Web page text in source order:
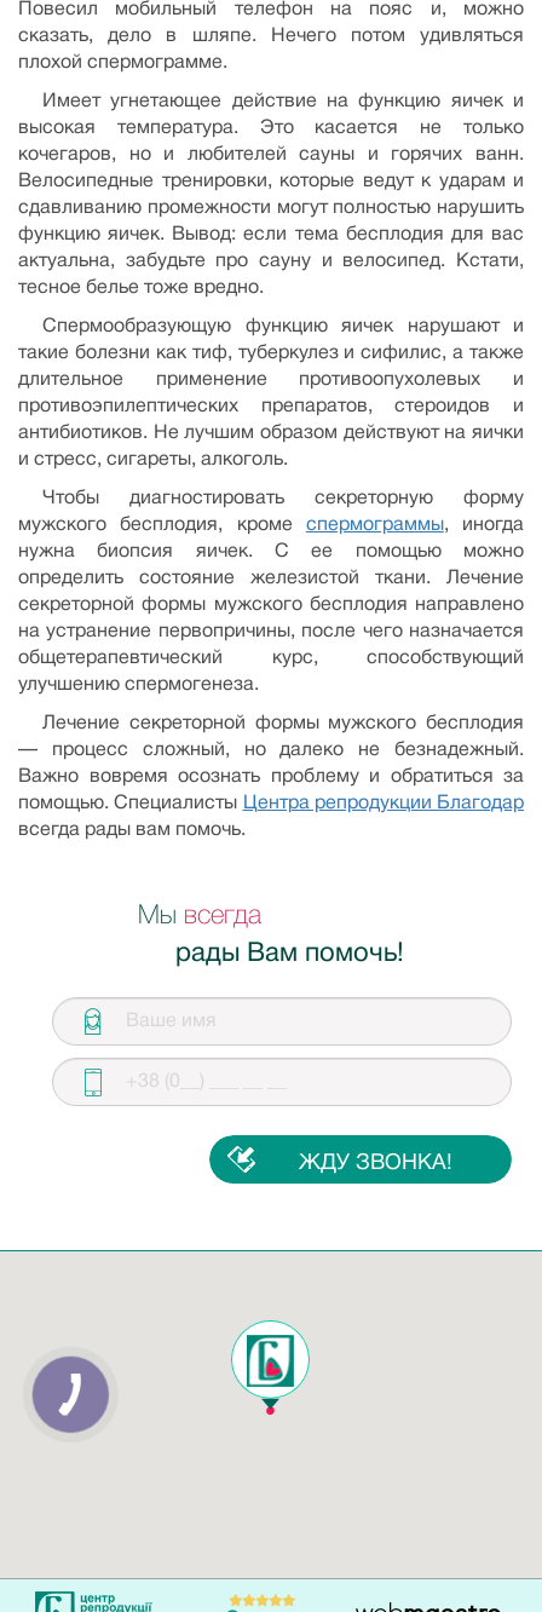
Повесил мобильный телефон на пояс и, можно
сказать, дело в шляпе. Нечего потом удивляться
плохой спермограмме.
Имеет угнетающее действие на функцию яичек и
высокая температура. Это касается не только
кочегаров, но и любителей сауны и горячих ванн.
Велосипедные тренировки, которые ведут к ударам и
сдавливанию промежности могут полностью нарушить
функцию яичек. Вывод: если тема бесплодия для вас
актуальна, забудьте про сауну и велосипед. Кстати,
тесное белье тоже вредно.
Спермообразующую функцию яичек нарушают и
такие болезни как тиф, туберкулез и сифилис, а также
длительное применение противоопухолевых и
противоэпилептических препаратов, стероидов и
антибиотиков. Не лучшим образом действуют на яички
и стресс, сигареты, алкоголь.
Чтобы диагностировать секреторную форму
мужского бесплодия, кроме спермограммы, иногда
нужна биопсия яичек. С ее помощью можно
определить состояние железистой ткани. Лечение
секреторной формы мужского бесплодия направлено
на устранение первопричины, после чего назначается
общетерапевтический курс, способствующий
улучшению спермогенеза.
Лечение секреторной формы мужского бесплодия
— процесс сложный, но далеко не безнадежный.
Важно вовремя осознать проблему и обратиться за
помощью. Специалисты Центра репродукции Благодар
всегда рады вам помочь.
Мы всегда
рады Вам помочь!